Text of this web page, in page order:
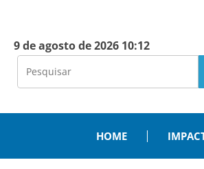
9 de agosto de 2026 10:12
HOME